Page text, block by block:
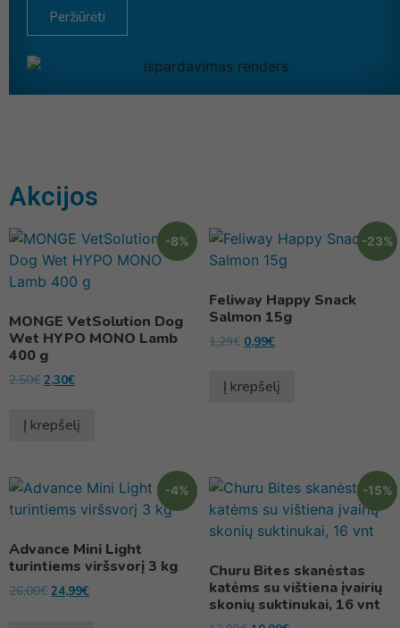
Peržiūrėti
Akcijos
-8%
MONGE VetSolution Dog
Wet HYPO MONO Lamb
400 g
2,50€ 2,30€
Į krepšelį
-23%
Feliway Happy Snack
Salmon 15g
1,29€ 0,99€
Į krepšelį
-4%
Advance Mini Light
turintiems viršsvorį 3 kg
26,00€ 24,99€
-15%
Churu Bites skanėstas
katėms su vištiena įvairių
skonių suktinukai, 16 vnt